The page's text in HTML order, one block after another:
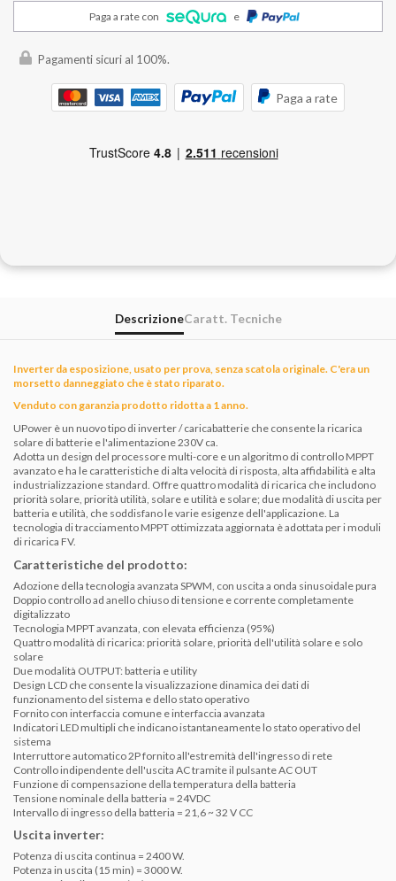
Paga a rate con e
Pagamenti sicuri al 100%.
Paga a rate
DescrizioneCaratt. Tecniche
Inverter da esposizione, usato per prova, senza scatola originale. C'era un
morsetto danneggiato che è stato riparato.
Venduto con garanzia prodotto ridotta a 1 anno.
UPower è un nuovo tipo di inverter / caricabatterie che consente la ricarica
solare di batterie e l'alimentazione 230V ca.
Adotta un design del processore multi-core e un algoritmo di controllo MPPT
avanzato e ha le caratteristiche di alta velocità di risposta, alta affidabilità e alta
industrializzazione standard. Offre quattro modalità di ricarica che includono
priorità solare, priorità utilità, solare e utilità e solare; due modalità di uscita per
batteria e utilità, che soddisfano le varie esigenze dell'applicazione. La
tecnologia di tracciamento MPPT ottimizzata aggiornata è adottata per i moduli
di ricarica FV.
Caratteristiche del prodotto:
Adozione della tecnologia avanzata SPWM, con uscita a onda sinusoidale pura
Doppio controllo ad anello chiuso di tensione e corrente completamente
digitalizzato
Tecnologia MPPT avanzata, con elevata efficienza (95%)
Quattro modalità di ricarica: priorità solare, priorità dell'utilità solare e solo
solare
Due modalità OUTPUT: batteria e utility
Design LCD che consente la visualizzazione dinamica dei dati di
funzionamento del sistema e dello stato operativo
Fornito con interfaccia comune e interfaccia avanzata
Indicatori LED multipli che indicano istantaneamente lo stato operativo del
sistema
Interruttore automatico 2P fornito all'estremità dell'ingresso di rete
Controllo indipendente dell'uscita AC tramite il pulsante AC OUT
Funzione di compensazione della temperatura della batteria
Tensione nominale della batteria = 24VDC
Intervallo di ingresso della batteria = 21,6 ~ 32 V CC
Uscita inverter:
Potenza di uscita continua = 2400 W.
Potenza in uscita (15 min) = 3000 W.